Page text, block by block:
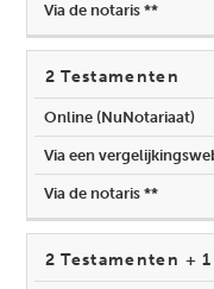
2 Testamenten
2 Testamenten +